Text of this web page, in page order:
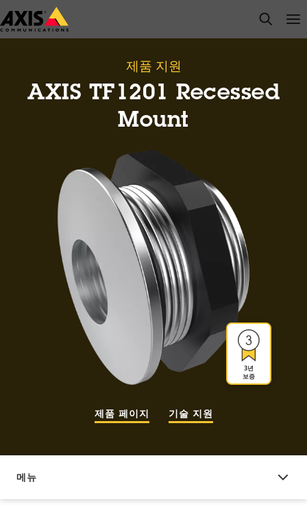
주
요
open
제품 지원
AXIS TF1201 Recessed
Mount
3년
보증
제품 페이지 기술 지원
메뉴
문서화